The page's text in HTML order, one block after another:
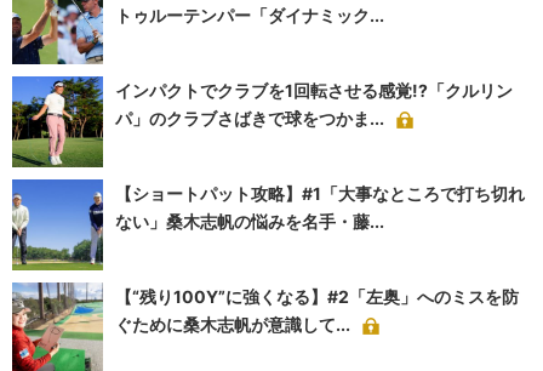
トゥルーテンパー「ダイナミック...
インパクトでクラブを1回転させる感覚!?「クルリン
パ」のクラブさばきで球をつかま...
【ショートパット攻略】#1「大事なところで打ち切れ
ない」桑木志帆の悩みを名手・藤...
【“残り100Y”に強くなる】#2「左奥」へのミスを防
ぐために桑木志帆が意識して...